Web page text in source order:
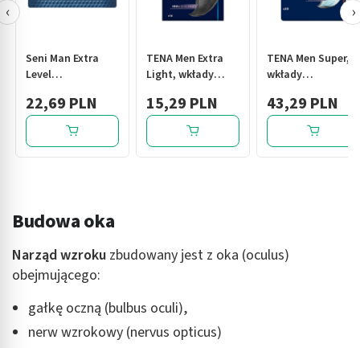
Seni Man Extra
Level
mężczyzn,15szt
22,69 PLN
TENA Men Extra
Light, wkłady
szt.
15,29 PLN
TENA Men Super,
wkłady
level 3, 20 szt.
43,29 PLN
‹ ›
Budowa oka
Narząd wzroku zbudowany jest z oka (oculus)
obejmującego:
gałkę oczną (bulbus oculi),
nerw wzrokowy (nervus opticus)